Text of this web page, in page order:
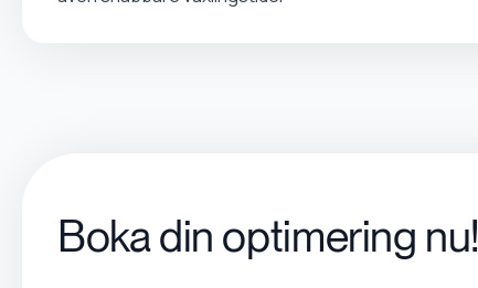
Boka din optimering nu!